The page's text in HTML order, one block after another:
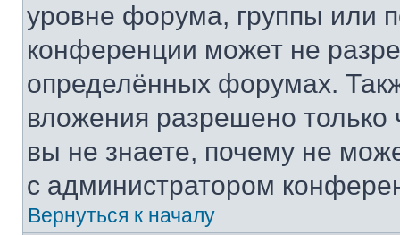
уровне форума, группы или
конференции может не
определённых форумах.
вложения разрешено
вы не знаете, почему не
с администратором
Вернуться к началу